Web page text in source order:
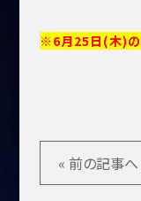
※6月25日(木)の
« 前の記事へ